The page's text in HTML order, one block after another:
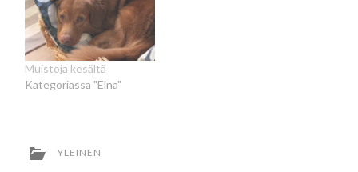
Muistoja kesältä
Kategoriassa "Elna"
YLEINEN